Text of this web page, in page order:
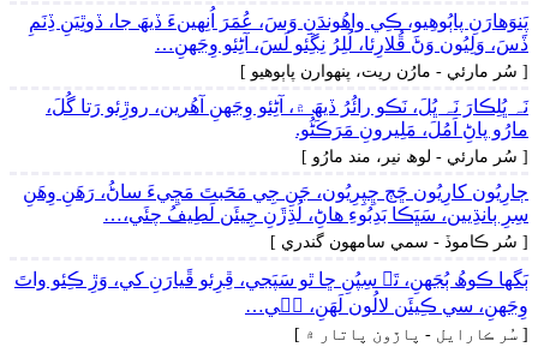
پَنوَھارَنِ پاٻُوھِيو، ڪِي واھُوندَنِ وَسَ، عُمَرَ اُنِهينءَ ڏيھَ جا، ڏوٿِيَنِ ڏِنَمِ
ڏَسَ، وَلِيُون وَڻَ ڦُلارِئا، لُلِرُ نِڱِئو لَسَ، آڻِئو وِجَهنِ…
[ سُر مارئي - مارُن ريت، پنھوارن پاٻوھيو ]
نَہ ڀُلِڪارَ نَہ ڀُلَ، نَڪو رائُرُ ڏيھَ ۾، آڻِئو وِجَهنِ آھُرين، روڙِئو رَتا گُلَ،
مارُو پاڻِ اَمُلَ، مَلِيرونِ مَرَڪَڻُو.
[ سُر مارئي - لوھ نير، مند مارُو ]
ڄارِيُون کارِيُون ڇَڄ ڇِپِرِيُون، جَنِ جِي مَحَبتَ مَڇِيءَ ساڻُ، رَھَنِ وِھَنِ
سِرِ ٻانڌِيين، سَڀَڪا بَدِبُوءِ ھاڻِ، لُڌِڙَنِ جِيئَن لَطِيفُ چئَي،…
[ سُر ڪاموڏ - سمي سامهون گندري ]
ٻَگها ڪوھُ ٻُجَهنِ، تَہ سِپُنِ ڇا ٿو سَپَجي، ڦِرِئو ڦَيارَنِ کي، وَڙِ ڪِئو واتَ
وِجَهنِ، سي ڪِيئَن لالُون لَھَنِ، جٖي…
[ سُر ڪارايل - پاڙون پاتار ۾ ]